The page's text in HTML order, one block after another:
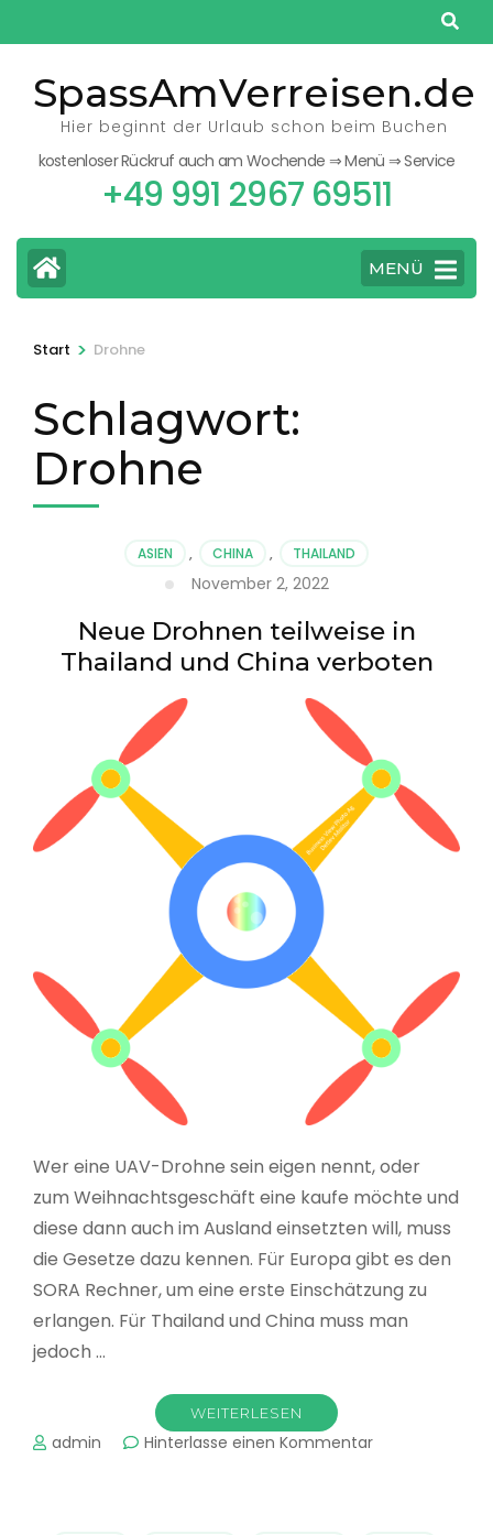
Inhalt
springen
(Eingabetaste
drücken)
SpassAmVerreisen.de
Hier beginnt der Urlaub schon beim Buchen
kostenloser Rückruf auch am Wochende ⇒ Menü ⇒ Service
+49 991 2967 69511
MENÜ
Start > Drohne
Schlagwort:
Drohne
ASIEN , CHINA , THAILAND
November 2, 2022
Neue Drohnen teilweise in
Thailand und China verboten
Wer eine UAV-Drohne sein eigen nennt, oder
zum Weihnachtsgeschäft eine kaufe möchte und
diese dann auch im Ausland einsetzten will, muss
die Gesetze dazu kennen. Für Europa gibt es den
SORA Rechner, um eine erste Einschätzung zu
erlangen. Für Thailand und China muss man
jedoch …
WEITERLESEN
admin Hinterlasse einen Kommentarzu